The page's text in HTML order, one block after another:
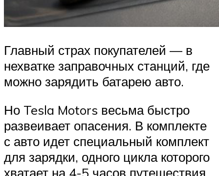
Главный страх покупателей — в
нехватке заправочных станций, где
можно зарядить батарею авто.
Но Tesla Motors весьма быстро
развеивает опасения. В комплекте
с авто идет специальный комплект
для зарядки, одного цикла которого
хватает на 4-5 часов путешествия.